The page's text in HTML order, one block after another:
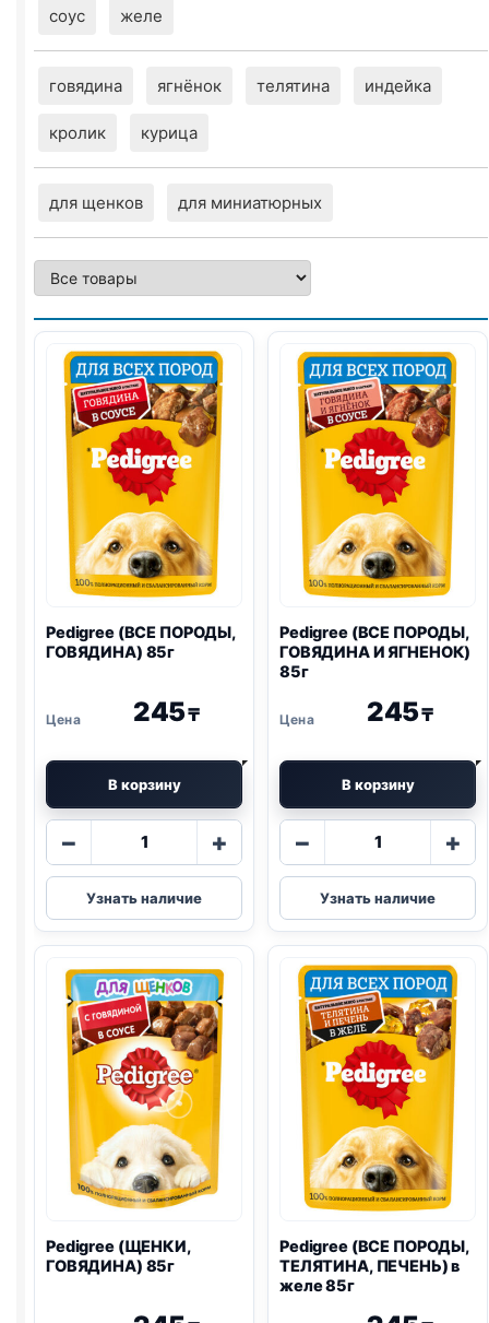
соус желе
говядина ягнёнок телятина индейка
кролик курица
для щенков для миниатюрных
Pedigree (ВСЕ ПОРОДЫ,
ГОВЯДИНА) 85г
245₸
В корзину
−
Количество
Pedigree
(ВСЕ
ПОРОДЫ,
85г
+
Узнать наличие
Pedigree (ВСЕ ПОРОДЫ,
ГОВЯДИНА И ЯГНЕНОК)
85г
245₸
В корзину
−
Количество
Pedigree
(ВСЕ
ПОРОДЫ,
И
ЯГНЕНОК)
85г
+
Узнать наличие
Pedigree (ЩЕНКИ,
ГОВЯДИНА) 85г
Pedigree (ВСЕ ПОРОДЫ,
ТЕЛЯТИНА, ПЕЧЕНЬ) в
желе 85г